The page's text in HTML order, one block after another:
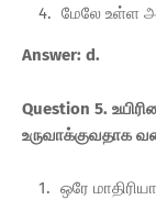
மேலே உள்ள
Answer: d.
Question 5.
உருவாக்குவதாக
ஒரே